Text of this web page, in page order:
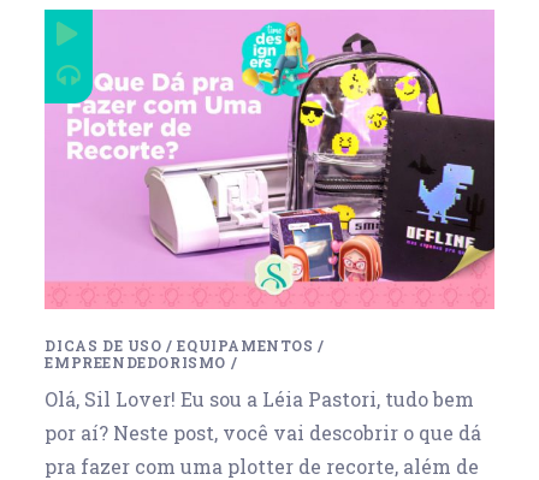
DICAS DE USO /EQUIPAMENTOS /
EMPREENDEDORISMO /
Olá, Sil Lover! Eu sou a Léia Pastori, tudo bem
por aí? Neste post, você vai descobrir o que dá
pra fazer com uma plotter de recorte, além de